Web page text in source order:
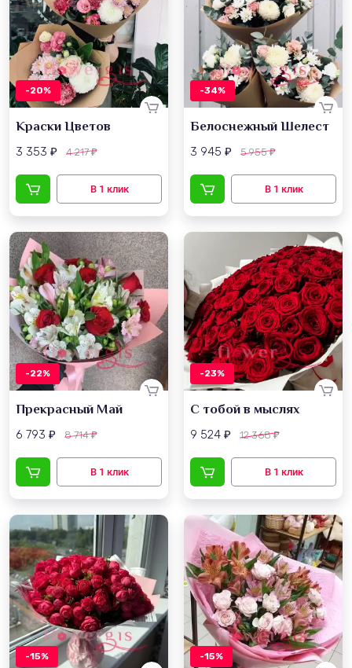
-20%
Краски Цветов
3 353 ₽ 4 217₽
-34%
Белоснежный Шелест
3 945 ₽ 5 955₽
-22%
Прекрасный Май
6 793 ₽ 8 714₽
-23%
С тобой в мыслях
9 524 ₽ 12 368₽
-15% -15%